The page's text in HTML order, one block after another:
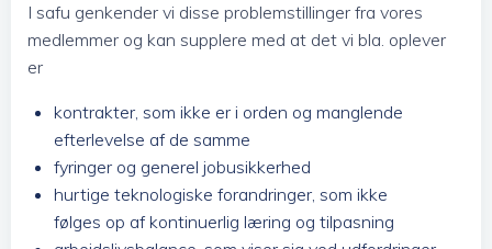
I safu genkender vi disse problemstillinger fra vores
medlemmer og kan supplere med at det vi bla. oplever
er
kontrakter, som ikke er i orden og manglende
efterlevelse af de samme
fyringer og generel jobusikkerhed
hurtige teknologiske forandringer, som ikke
følges op af kontinuerlig læring og tilpasning